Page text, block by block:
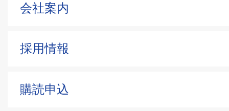
会社案内
採用情報
購読申込